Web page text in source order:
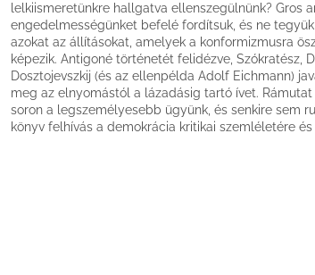
lelkiismeretünkre hallgatva ellenszegülnünk? Gros
engedelmességünket befelé fordítsuk, és ne
azokat az állításokat, amelyek a konformizmusra
képezik. Antigoné történetét felidézve, Szókratész,
Dosztojevszkij (és az ellenpélda Adolf Eichmann)
meg az elnyomástól a lázadásig tartó ívet.
soron a legszemélyesebb ügyünk, és senkire sem
könyv felhívás a demokrácia kritikai szemléletére